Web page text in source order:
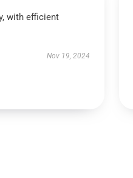
with efficient
Nov 19, 2024